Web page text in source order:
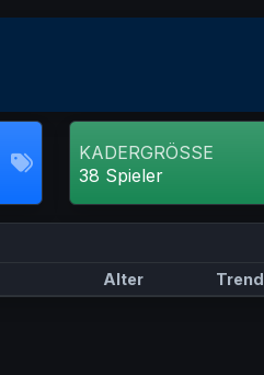
KADERGRÖSSE
38 Spieler
Alter Trend